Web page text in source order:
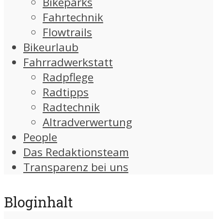
Fahrtechnik
Flowtrails
Bikeurlaub
Fahrradwerkstatt
Radpflege
Radtipps
Radtechnik
Altradverwertung
People
Das Redaktionsteam
Transparenz bei uns
Bloginhalt